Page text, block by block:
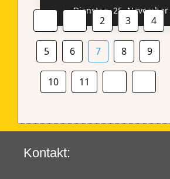
Dienstag, 25. November
2 3 4
5 6 7 8 9
10 11
Kontakt: